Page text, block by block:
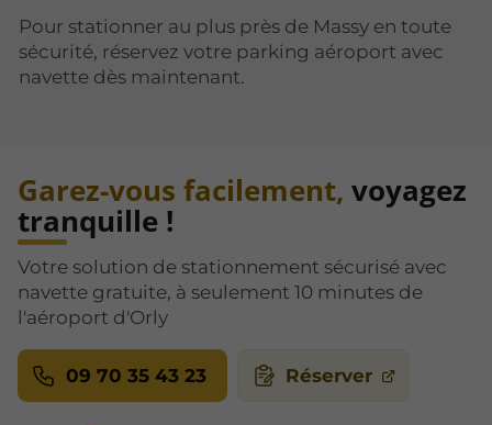
Pour stationner au plus près de Massy en toute
sécurité, réservez votre parking aéroport avec
navette dès maintenant.
Garez-vous facilement, voyagez
tranquille !
Votre solution de stationnement sécurisé avec
navette gratuite, à seulement 10 minutes de
l'aéroport d'Orly
09 70 35 43 23 Réserver